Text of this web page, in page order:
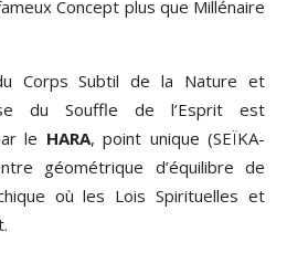
Concept plus que Millénaire
Corps Subtil de la Nature et
du Souffle de l’Esprit est
le HARA, point unique (SEÏKA-
géométrique d’équilibre de
où les Lois Spirituelles et